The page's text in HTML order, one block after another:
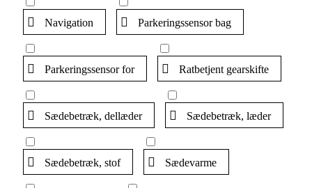
Navigation Parkeringssensor bag
Parkeringssensor for Ratbetjent gearskifte
Sædebetræk, dellæder Sædebetræk, læder
Sædebetræk, stof Sædevarme